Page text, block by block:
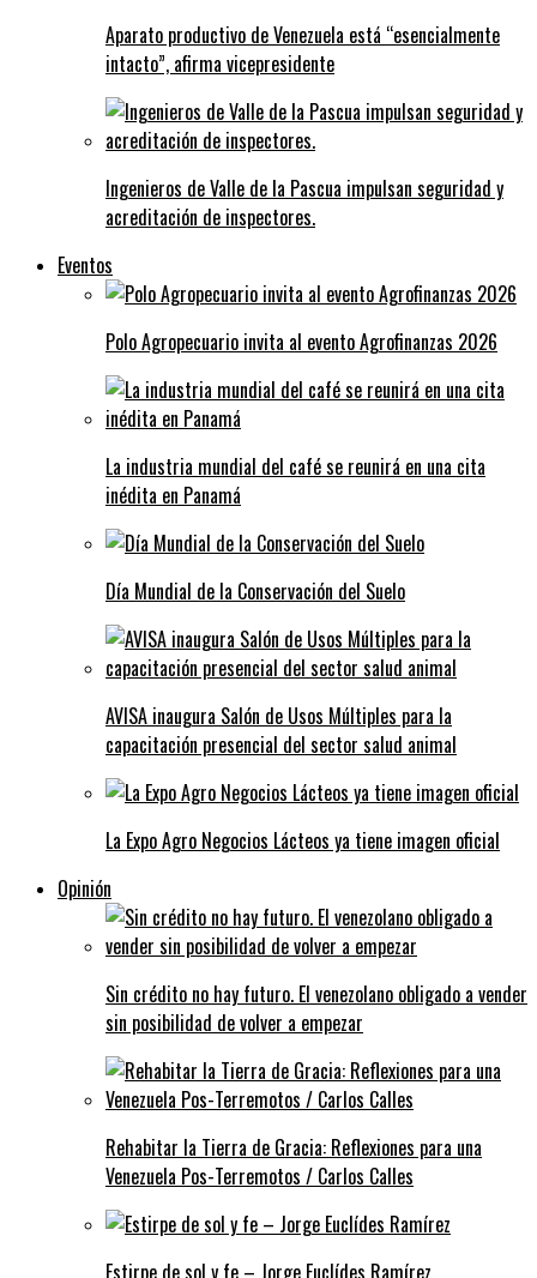
Aparato productivo de Venezuela está “esencialmente
intacto”, afirma vicepresidente
Ingenieros de Valle de la Pascua impulsan seguridad y
acreditación de inspectores.
Eventos
Polo Agropecuario invita al evento Agrofinanzas 2026
La industria mundial del café se reunirá en una cita
inédita en Panamá
Día Mundial de la Conservación del Suelo
AVISA inaugura Salón de Usos Múltiples para la
capacitación presencial del sector salud animal
La Expo Agro Negocios Lácteos ya tiene imagen oficial
Opinión
Sin crédito no hay futuro. El venezolano obligado a vender
sin posibilidad de volver a empezar
Rehabitar la Tierra de Gracia: Reflexiones para una
Venezuela Pos-Terremotos / Carlos Calles
Estirpe de sol y fe – Jorge Euclídes Ramírez